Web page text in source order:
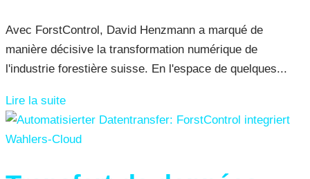
Avec ForstControl, David Henzmann a marqué de
manière décisive la transformation numérique de
l'industrie forestière suisse. En l'espace de quelques...
Lire la suite